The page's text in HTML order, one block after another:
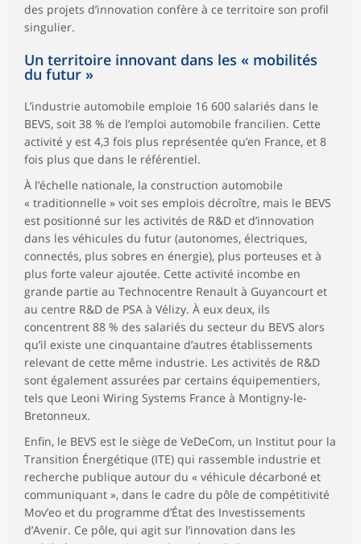
des projets d’innovation confère à ce territoire son profil
singulier.
Un territoire innovant dans les « mobilités
du futur »
L’industrie automobile emploie 16 600 salariés dans le
BEVS, soit 38 % de l’emploi automobile francilien. Cette
activité y est 4,3 fois plus représentée qu’en France, et 8
fois plus que dans le référentiel.
À l’échelle nationale, la construction automobile
« traditionnelle » voit ses emplois décroître, mais le BEVS
est positionné sur les activités de R&D et d’innovation
dans les véhicules du futur (autonomes, électriques,
connectés, plus sobres en énergie), plus porteuses et à
plus forte valeur ajoutée. Cette activité incombe en
grande partie au Technocentre Renault à Guyancourt et
au centre R&D de PSA à Vélizy. À eux deux, ils
concentrent 88 % des salariés du secteur du BEVS alors
qu’il existe une cinquantaine d’autres établissements
relevant de cette même industrie. Les activités de R&D
sont également assurées par certains équipementiers,
tels que Leoni Wiring Systems France à Montigny-le-
Bretonneux.
Enfin, le BEVS est le siège de VeDeCom, un Institut pour la
Transition Énergétique (ITE) qui rassemble industrie et
recherche publique autour du « véhicule décarboné et
communiquant », dans le cadre du pôle de compétitivité
Mov’eo et du programme d’État des Investissements
d’Avenir. Ce pôle, qui agit sur l’innovation dans les